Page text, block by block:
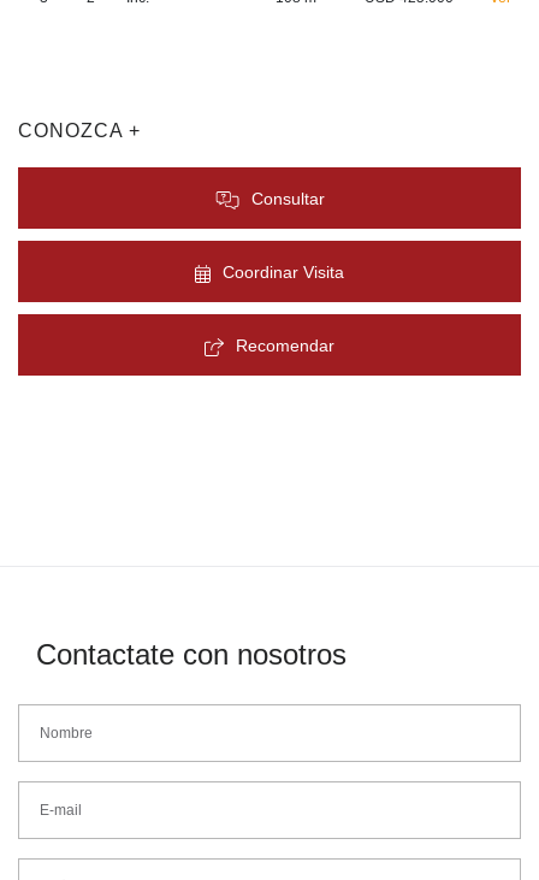
CONOZCA +
Consultar
Coordinar Visita
Recomendar
Contactate con nosotros